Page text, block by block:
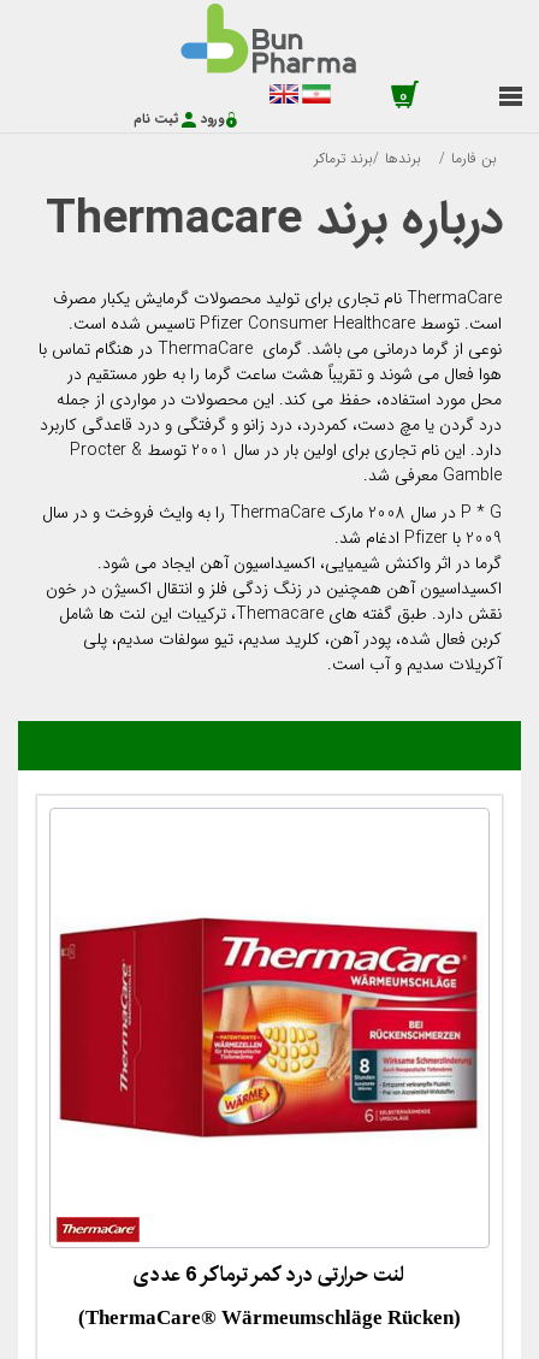
0
ورود ثبت نام
بن فارما / برندها /برند ترماکر
درباره برند Thermacare
ThermaCare نام تجاری برای تولید محصولات گرمایش یکبار مصرف
است. توسط Pfizer Consumer Healthcare تاسیس شده است.
نوعی از گرما درمانی می باشد. گرمای ThermaCare در هنگام تماس با
هوا فعال می شوند و تقریباً هشت ساعت گرما را به طور مستقیم در
محل مورد استفاده، حفظ می کند. این محصولات در مواردی از جمله
درد گردن یا مچ دست، کمردرد، درد زانو و گرفتگی و درد قاعدگی کاربرد
دارد. این نام تجاری برای اولین بار در سال 2001 توسط Procter &
Gamble معرفی شد.
P * G در سال 2008 مارک ThermaCare را به وایث فروخت و در سال
2009 با Pfizer ادغام شد.
گرما در اثر واکنش شیمیایی، اکسیداسیون آهن ایجاد می شود.
اکسیداسیون آهن همچنین در زنگ زدگی فلز و انتقال اکسیژن در خون
نقش دارد. طبق گفته های Themacare، ترکیبات این لنت ها شامل
کربن فعال شده، پودر آهن، کلرید سدیم، تیو سولفات سدیم، پلی
آکریلات سدیم و آب است.
لنت حرارتی درد کمر ترماکر 6 عددی
(ThermaCare® Wärmeumschläge Rücken)